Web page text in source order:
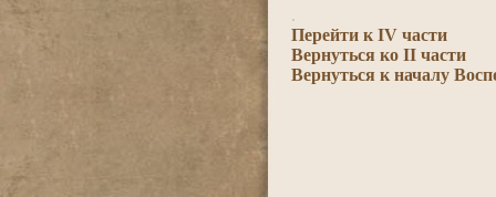
.
Перейти к IV части
Вернуться ко II части
Вернуться к началу